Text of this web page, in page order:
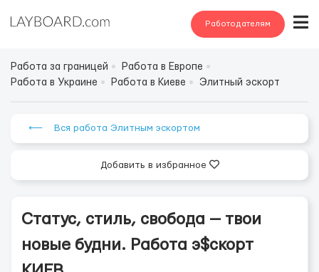
Работодателям
Работа за границей
Работа в Европе
Работа в Украине
Работа в Киеве Элитный эскорт
⟵ Вся работа Элитным эскортом
Добавить в избранное
Статус, стиль, свобода — твои
новые будни. Работа э$скорт